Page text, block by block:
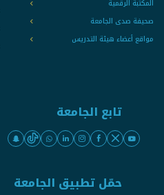
المكتبة الرقمية
صحيفة صدى الجامعة
مواقع أعضاء هيئة التدريس
تابع الجامعة
حمّل تطبيق الجامعة